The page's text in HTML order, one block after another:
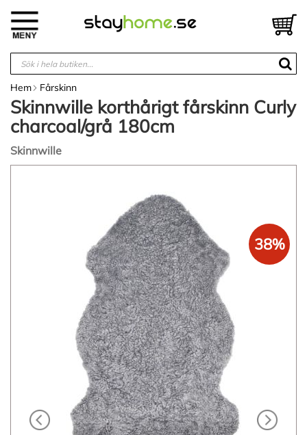
innehållet
Hem Fårskinn
Skinnwille korthårigt fårskinn Curly
charcoal/grå 180cm
Skinnwille
38%